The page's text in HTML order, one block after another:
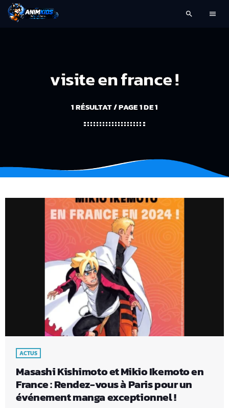
search menu
visite en france !
1 RÉSULTAT / PAGE 1 DE 1
ACTUS
Masashi Kishimoto et Mikio Ikemoto en
France : Rendez-vous à Paris pour un
événement manga exceptionnel !